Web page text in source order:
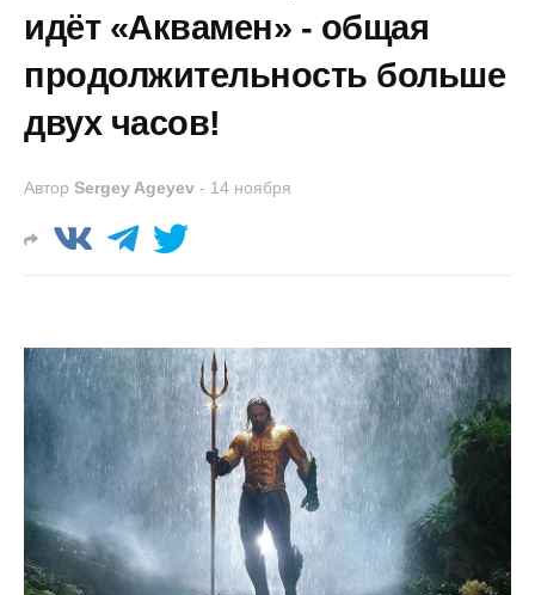
идёт «Аквамен» - общая
продолжительность больше
двух часов!
Автор Sergey Ageyev - 14 ноября